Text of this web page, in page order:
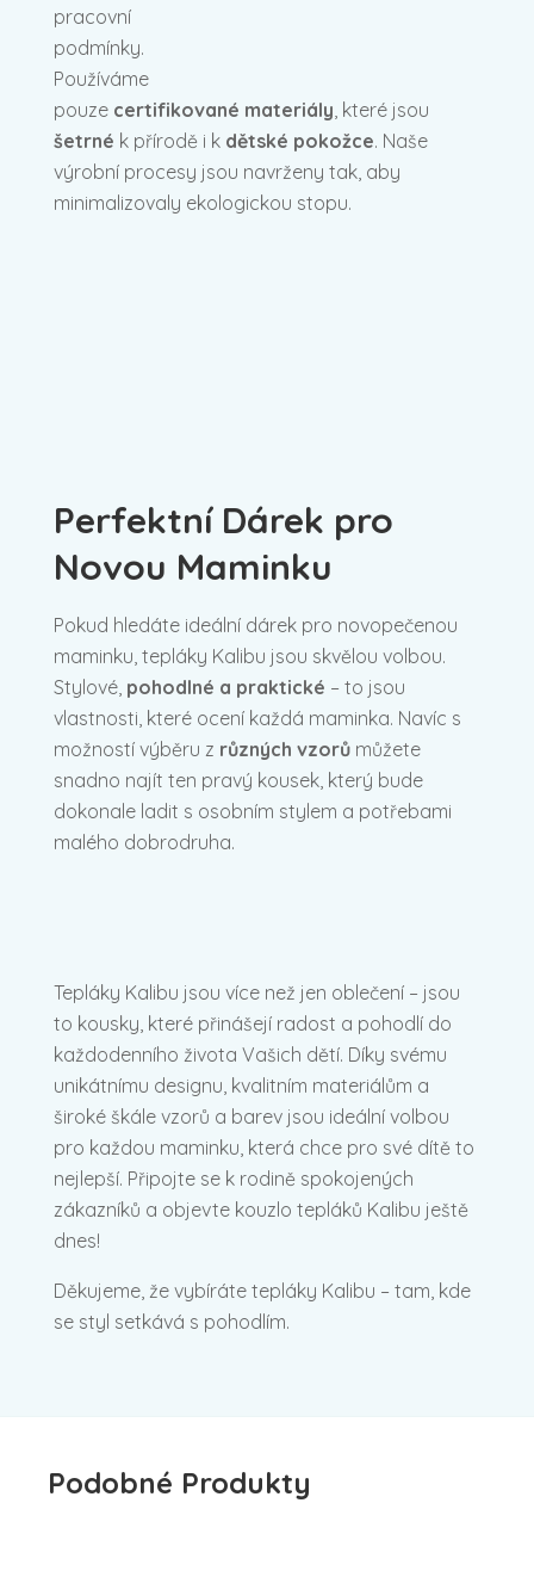
pracovní
podmínky.
Používáme
pouze certifikované materiály , které jsou
šetrné k přírodě i k dětské pokožce. Naše
výrobní procesy jsou navrženy tak, aby
minimalizovaly ekologickou stopu.
Perfektní Dárek pro
Novou Maminku
Pokud hledáte ideální dárek pro novopečenou
maminku, tepláky Kalibu jsou skvělou volbou.
Stylové, pohodlné a praktické – to jsou
vlastnosti, které ocení každá maminka. Navíc s
možností výběru z různých vzorů můžete
snadno najít ten pravý kousek, který bude
dokonale ladit s osobním stylem a potřebami
malého dobrodruha.
Tepláky Kalibu jsou více než jen oblečení – jsou
to kousky, které přinášejí radost a pohodlí do
každodenního života Vašich dětí. Díky svému
unikátnímu designu, kvalitním materiálům a
široké škále vzorů a barev jsou ideální volbou
pro každou maminku, která chce pro své dítě to
nejlepší. Připojte se k rodině spokojených
zákazníků a objevte kouzlo tepláků Kalibu ještě
dnes!
Děkujeme, že vybíráte tepláky Kalibu – tam, kde
se styl setkává s pohodlím.
Podobné Produkty